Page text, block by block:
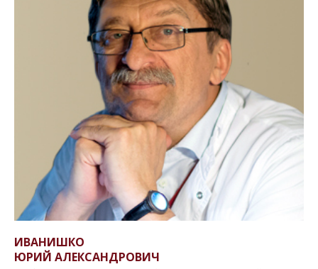
ИВАНИШКО
ЮРИЙ АЛЕКСАНДРОВИЧ